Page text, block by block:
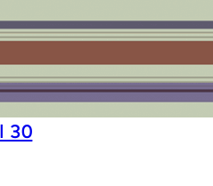
30